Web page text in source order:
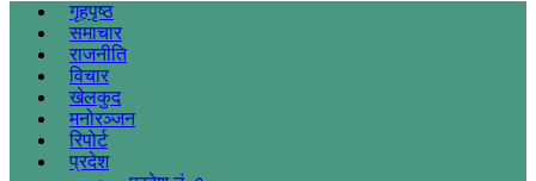
गृहपृष्ठ
समाचार
राजनीति
विचार
खेलकुद
मनोरञ्जन
रिपोर्ट
प्रदेश